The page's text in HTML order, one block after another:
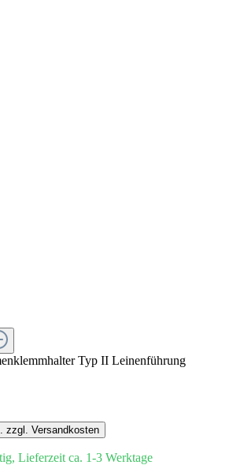
zzgl. Versandkosten
Lieferzeit ca. 1-3 Werktage